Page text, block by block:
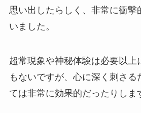
思い出したらしく、非常に衝撃
いました。
超常現象や神秘体験は必要以上
もないですが、心に深く刺さる
ては非常に効果的だったりしま